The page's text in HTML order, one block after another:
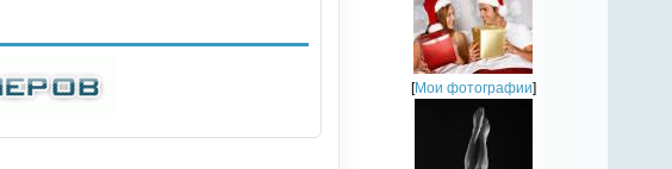
[Мои фотографии]